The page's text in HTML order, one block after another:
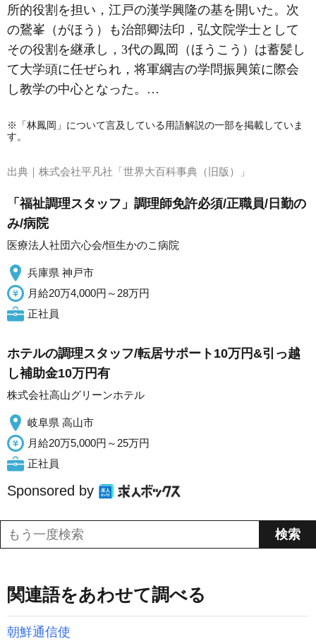
所的役割を担い，江戸の漢学興隆の基を開いた。次
の鵞峯（がほう）も治部卿法印，弘文院学士として
その役割を継承し，3代の鳳岡（ほうこう）は蓄髪し
て大学頭に任ぜられ，将軍綱吉の学問振興策に際会
し教学の中心となった。…
※「林鳳岡」について言及している用語解説の一部を掲載していま
す。
出典｜ 株式会社平凡社「世界大百科事典（旧版）」
「福祉調理スタッフ」調理師免許必須/正職員/日勤の
み/病院
医療法人社団六心会/恒生かのこ病院
兵庫県 神戸市
月給20万4,000円～28万円
正社員
ホテルの調理スタッフ/転居サポート10万円&引っ越
し補助金10万円有
株式会社高山グリーンホテル
岐阜県 高山市
月給20万5,000円～25万円
正社員
Sponsored by
関連語をあわせて調べる
朝鮮通信使